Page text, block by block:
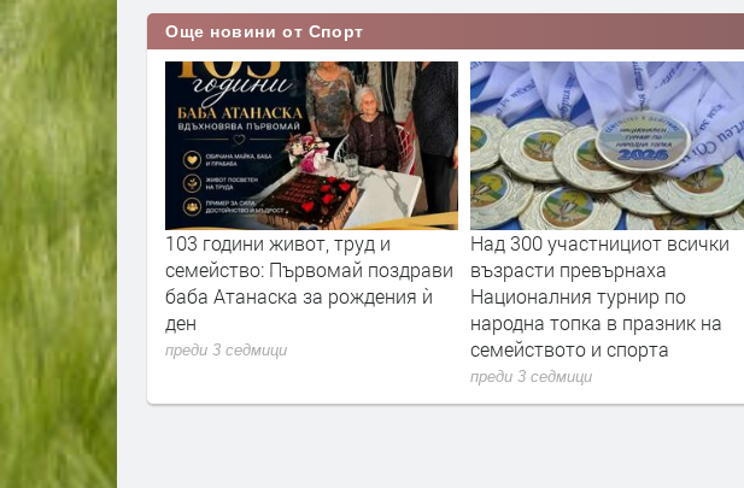
Още новини от Спорт
103 години живот, труд и
семейство: Първомай поздрави
баба Атанаска за рождения ѝ
ден
преди 3 седмици
Над 300 участнициот всички
възрасти превърнаха
Националния турнир по
народна топка в празник на
семейството и спорта
преди 3 седмици